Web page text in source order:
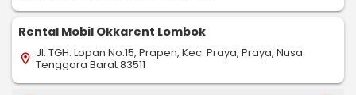
Rental Mobil Okkarent Lombok
location_on Jl. TGH. Lopan No.15, Prapen, Kec. Praya, Praya, Nusa
Tenggara Barat 83511